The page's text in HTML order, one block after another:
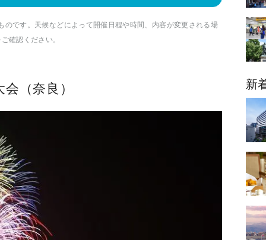
です。天候などによって開催日程や時間、内容が変更される場
確認ください。
（奈良） 新